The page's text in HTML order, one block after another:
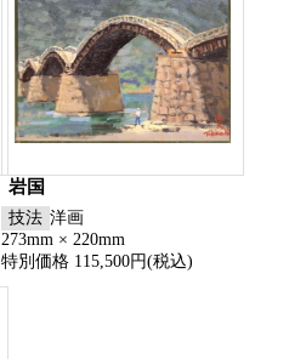
岩国
技法 洋画
273mm × 220mm
特別価格 115,500円(税込)